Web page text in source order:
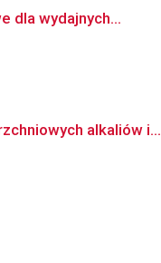
dla wydajnych...
alkaliów i...